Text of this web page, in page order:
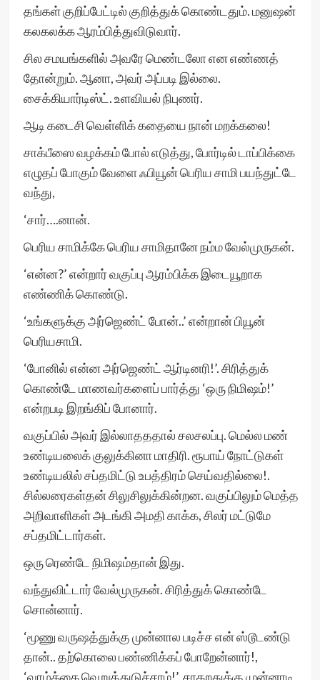
தங்கள் குறிப்பேட்டில் குறித்துக் கொண்டதும். மனுஷன்
கலகலக்க ஆரம்பித்துவிடுவார்.
சில சமயங்களில் அவரே மெண்டலோ என எண்ணத்
தோன்றும். ஆனா, அவர் அப்படி இல்லை.
சைக்கியார்டிஸ்ட். உளவியல் நிபுணர்.
ஆடி கடைசி வெள்ளிக் கதையை நான் மறக்கலை!
சாக்பீஸை வழக்கம் போல் எடுத்து, போர்டில் டாப்பிக்கை
எழுதப் போகும் வேளை ஃபியூன் பெரிய சாமி பயந்துட்டே
வந்து,
‘சார்….னான்.
பெரிய சாமிக்கே பெரிய சாமிதானே நம்ம வேல்முருகன்.
‘என்ன?’ என்றார் வகுப்பு ஆரம்பிக்க இடையூறாக
எண்ணிக் கொண்டு.
‘உங்களுக்கு அர்ஜெண்ட் போன்..’ என்றான் பியூன்
பெரியசாமி.
‘போனில் என்ன அர்ஜெண்ட் ஆர்டினரி!’. சிரித்துக்
கொண்டே மாணவர்களைப் பார்த்து ‘ஒரு நிமிஷம்!’
என்றபடி இறங்கிப் போனார்.
வகுப்பில் அவர் இல்லாதததால் சலசலப்பு. மெல்ல மண்
உண்டியலைக் குலுக்கினா மாதிரி. ரூபாய் நோட்டுகள்
உண்டியலில் சப்தமிட்டு உபத்திரம் செய்வதில்லை!.
சில்லரைகள்தன் சிலுசிலுக்கின்றன. வகுப்பிலும் மெத்த
அறிவாளிகள் அடங்கி அமதி காக்க, சிலர் மட்டுமே
சப்தமிட்டார்கள்.
ஒரு ரெண்டே நிமிஷம்தான் இது.
வந்துவிட்டார் வேல்முருகன். சிரித்துக் கொண்டே
சொன்னார்.
‘மூணு வருஷத்துக்கு முன்னால படிச்ச என் ஸ்டூடண்டு
தான்.. தற்கொலை பண்ணிக்கப் போறேன்னார்!,
‘வாழ்க்கை வெறுத்துடுச்சாம்!’. சாகறதுக்கு முன்னாடி